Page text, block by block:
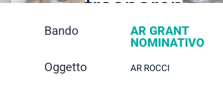
trasparente
dettaglio
contratto
Bando
AR GRANT
NOMINATIVO
Oggetto
AR ROCCI